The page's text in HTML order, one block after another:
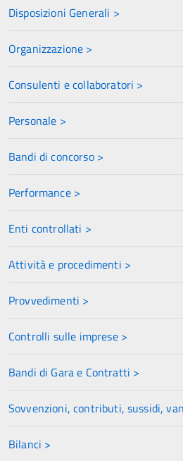
Disposizioni Generali >
Organizzazione >
Consulenti e collaboratori >
Personale >
Bandi di concorso >
Performance >
Enti controllati >
Attività e procedimenti >
Provvedimenti >
Controlli sulle imprese >
Bandi di Gara e Contratti >
Sovvenzioni, contributi, sussidi,
Bilanci >